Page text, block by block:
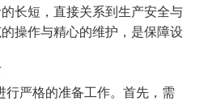
长短，直接关系到生产安全与
操作与精心的维护，是保障设
行严格的准备工作。首先，需